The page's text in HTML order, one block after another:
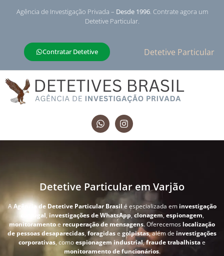
Agência de Investigação Privada – Desde 1996. Contrate agora um
Detetive Particular.
Contratar Detetive Detetive Particular
Detetive Particular em Varjão
AAgência de Detetive Particular Brasil é especializada em investigação
conjugal, investigações de WhatsApp, clonagem,espionagem,
monitoramentoe recuperação de mensagens. Oferecemos localização
de pessoas desaparecidas, foragidase golpistas, além de investigações
corporativas, comoespionagem industrial,fraude trabalhistae
monitoramento de funcionários.